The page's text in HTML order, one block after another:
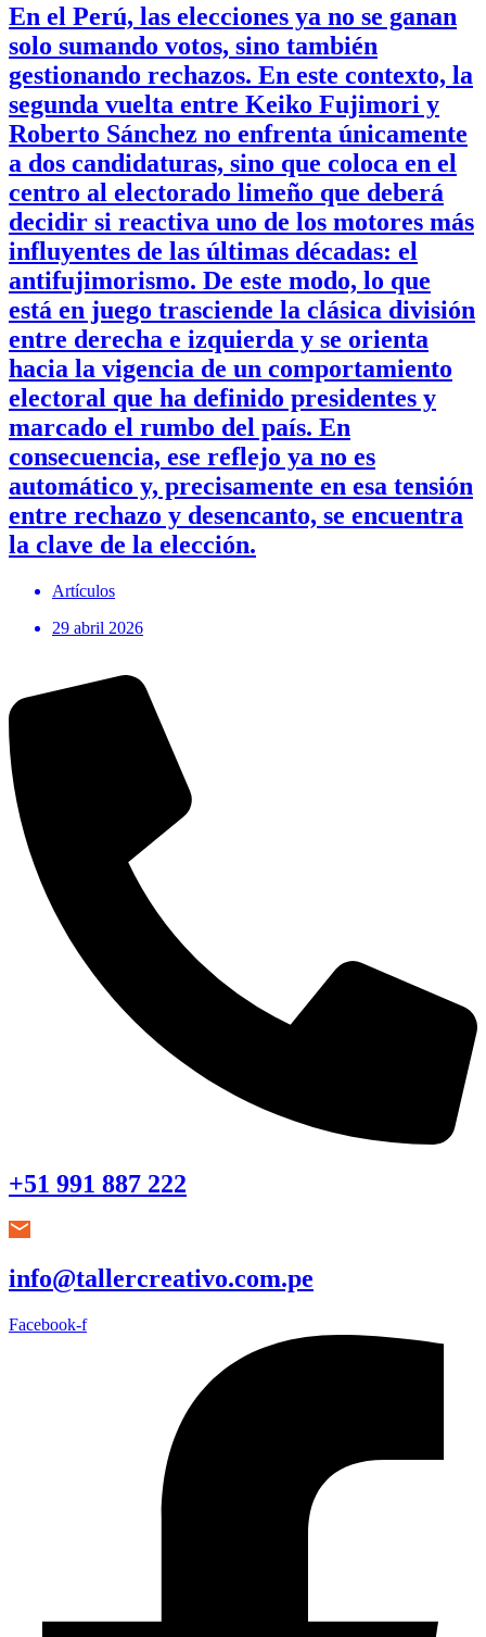
En el Perú, las elecciones ya no se ganan
solo sumando votos, sino también
gestionando rechazos. En este contexto, la
segunda vuelta entre Keiko Fujimori y
Roberto Sánchez no enfrenta únicamente
a dos candidaturas, sino que coloca en el
centro al electorado limeño que deberá
decidir si reactiva uno de los motores más
influyentes de las últimas décadas: el
antifujimorismo. De este modo, lo que
está en juego trasciende la clásica división
entre derecha e izquierda y se orienta
hacia la vigencia de un comportamiento
electoral que ha definido presidentes y
marcado el rumbo del país. En
consecuencia, ese reflejo ya no es
automático y, precisamente en esa tensión
entre rechazo y desencanto, se encuentra
la clave de la elección.
Artículos
29 abril 2026
+51 991 887 222
info@tallercreativo.com.pe
Facebook-f